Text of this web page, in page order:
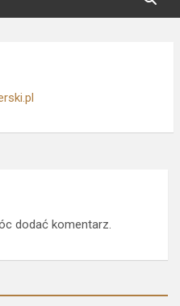
dodać komentarz.